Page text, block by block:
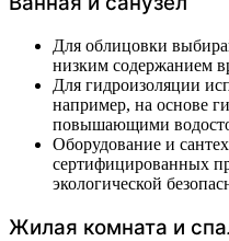
Для облицовки
низким содержанием
Для гидроизоляции
например, на основе
повышающими
Оборудование и
сертифицированных
экологической
Жилая комната и